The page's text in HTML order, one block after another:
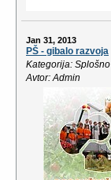
Jan 31, 2013
PŠ - gibalo razvoja
Kategorija: Splošno
Avtor: Admin